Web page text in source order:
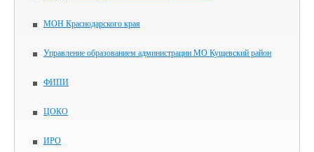
МОН Краснодарского края
Управление образованием администрации МО Кущевский район
ФИПИ
ЦОКО
ИРО